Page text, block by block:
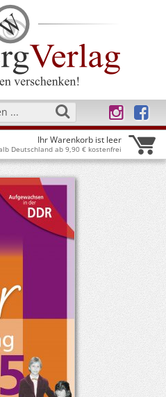
Ihr Warenkorb ist leer
Deutschland ab 9,90 € kostenfrei